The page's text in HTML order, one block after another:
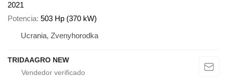
2021
Potencia 503 Hp (370 kW)
Ucrania, Zvenyhorodka
TRIDAAGRO NEW